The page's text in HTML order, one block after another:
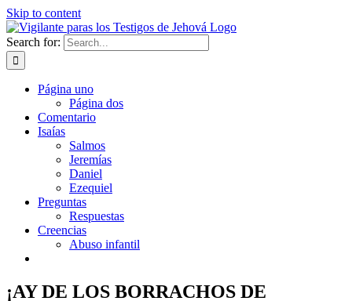
Skip to content
Search for:
Página uno
Página dos
Comentario
Isaías
Salmos
Jeremías
Daniel
Ezequiel
Preguntas
Respuestas
Creencias
Abuso infantil
¡AY DE LOS BORRACHOS DE